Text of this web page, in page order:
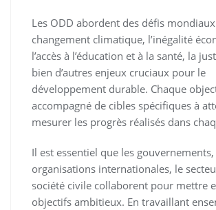
Les ODD abordent des défis
changement climatique, l’inégalité
l’accès à l’éducation et à la santé, la
bien d’autres enjeux cruciaux pour le
développement durable. Chaque
accompagné de cibles spécifiques à
mesurer les progrès réalisés dans
Il est essentiel que les gouvernements,
organisations internationales, le
société civile collaborent pour mettre
objectifs ambitieux. En travaillant